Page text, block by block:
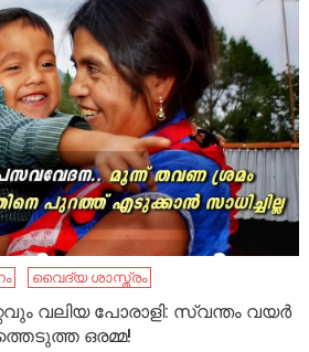
വൈദ്യ ശാസ്ത്രം
വലിയ പോരാളി: സ്വന്തം വയർ
ഒരമ്മ!